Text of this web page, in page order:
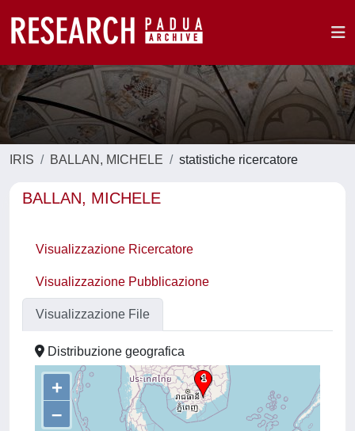
IRIS BALLAN, MICHELE statistiche ricercatore
BALLAN, MICHELE
Visualizzazione Ricercatore
Visualizzazione Pubblicazione
Visualizzazione File
Distribuzione geografica
+
–